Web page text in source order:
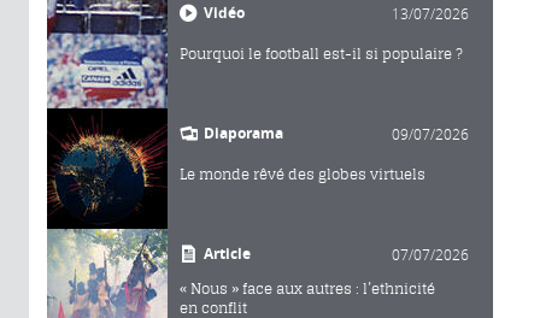
Vidéo 13/07/2026
Pourquoi le football est-il si populaire ?
Diaporama 09/07/2026
Le monde rêvé des globes virtuels
Article 07/07/2026
« Nous » face aux autres : l’ethnicité
en conflit